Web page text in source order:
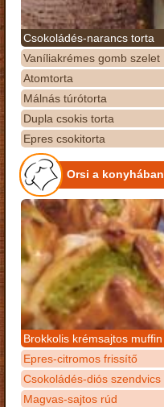
Csokoládés-narancs torta
Vaníliakrémes gomb szelet
Atomtorta
Málnás túrótorta
Dupla csokis torta
Epres csokitorta
Orsi a konyhában
Brokkolis krémsajtos muffin
Epres-citromos frissítő
Csokoládés-diós szendvics
Magvas-sajtos rúd